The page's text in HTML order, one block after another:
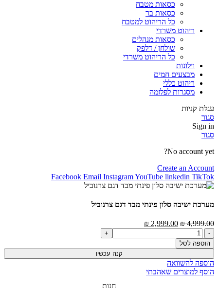
כסאות מטבח
כסאות בר
כל הריהוט למטבח
ריהוט משרדי
כסאות מנהלים
שולחן / דלפק
כל הריהוט משרדי
וילונות
מבצעים חמים
ריהוט כללי
מסגרות לפלזמה
עגלת קניות
סגור
Sign in
סגור
No account yet?
Create an Account
Facebook Email InstagramYouTube linkedin TikTok
מערכת ישיבה סלון פינתי מבד דגם צרנוביל
4,999.00
₪
2,999.00
₪
הוספה לסל
קנה עכשיו
הוספה להשוואה
הוסף למוצרים שאהבתי
חנות